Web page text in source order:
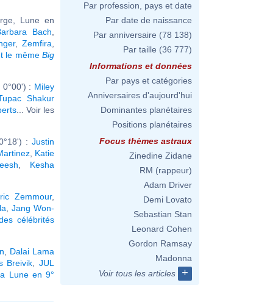
Lune en
Bach
, Zemfira
le mêmeBig
: Miley
Shakur
... Voir les
: Justin
Katie
Kesha
Zemmour,
Jang Won-
célébrités
Dalai Lama
Breivik ,JUL
Lune en 9°
Par profession, pays et date
Par date de naissance
Par anniversaire (78 138)
Par taille (36 777)
Informations et données
Par pays et catégories
Anniversaires d'aujourd'hui
Dominantes planétaires
Positions planétaires
Focus thèmes astraux
Zinedine Zidane
RM (rappeur)
Adam Driver
Demi Lovato
Sebastian Stan
Leonard Cohen
Gordon Ramsay
Madonna
Voir tous les articles
+